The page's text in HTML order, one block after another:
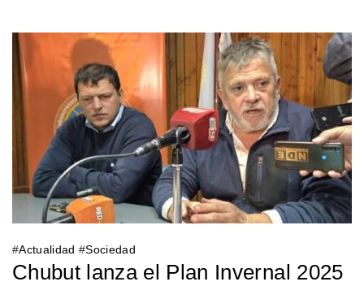
#Actualidad #Sociedad
Chubut lanza el Plan Invernal 2025